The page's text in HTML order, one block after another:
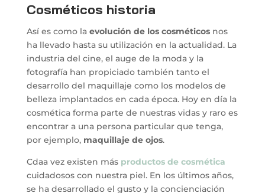
Cosméticos historia
Así es como la evolución de los cosméticosnos
ha llevado hasta su utilización en la actualidad. La
industria del cine, el auge de la moda y la
fotografía han propiciado también tanto el
desarrollo del maquillaje como los modelos de
belleza implantados en cada época. Hoy en día la
cosmética forma parte de nuestras vidas y raro es
encontrar a una persona particular que tenga,
por ejemplo, maquillaje de ojos.
Cdaa vez existen más productos de cosmética
cuidadosos con nuestra piel. En los últimos años,
se ha desarrollado el gusto y la concienciación